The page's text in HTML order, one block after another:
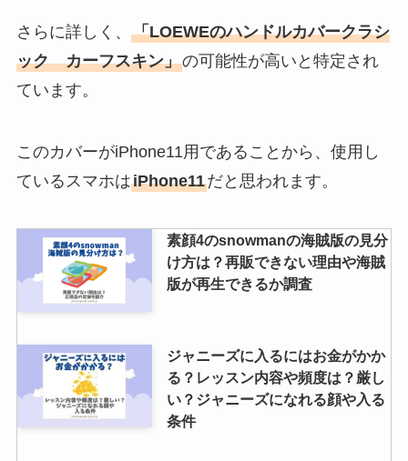
さらに詳しく、 「LOEWEのハンドルカバークラシ
ック カーフスキン」の可能性が高いと特定され
ています。
このカバーがiPhone11用であることから、使用し
ているスマホはiPhone11だと思われます。
素顔4のsnowmanの海賊版の見分
け方は？再販できない理由や海賊
版が再生できるか調査
ジャニーズに入るにはお金がかか
る？レッスン内容や頻度は？厳し
い？ジャニーズになれる顔や入る
条件